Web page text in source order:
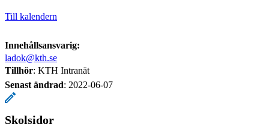
Till kalendern
Innehållsansvarig:
ladok@kth.se
Tillhör: KTH Intranät
Senast ändrad: 2022-06-07
Skolsidor